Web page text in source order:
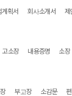
계획서 회사소개서 제
고소장 내용증명 소장
부고장 소감문